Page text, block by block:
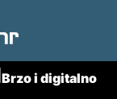
Brzo i digitalno